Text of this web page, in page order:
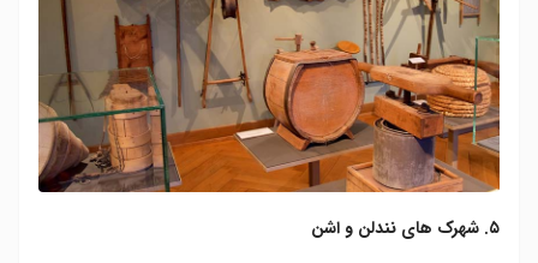
۵. شهرک های نندلن و اشن